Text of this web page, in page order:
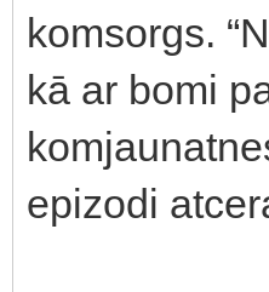
komsorgs.
kā ar bomi
epizodi